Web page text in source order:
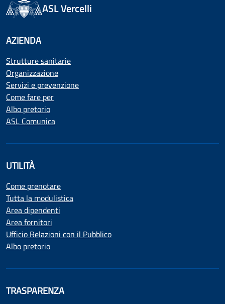
ASL Vercelli
AZIENDA
Strutture sanitarie
Organizzazione
Servizi e prevenzione
Come fare per
Albo pretorio
ASL Comunica
UTILITÀ
Come prenotare
Tutta la modulistica
Area dipendenti
Area fornitori
Ufficio Relazioni con il Pubblico
Albo pretorio
TRASPARENZA